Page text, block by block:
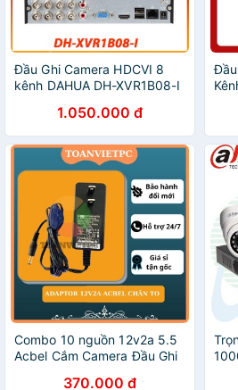
Đầu Ghi Camera HDCVI 8
kênh DAHUA DH-XVR1B08-I
1.050.000 đ
Combo 10 nguồn 12v2a 5.5
Acbel Cắm Camera Đầu Ghi
370.000 đ